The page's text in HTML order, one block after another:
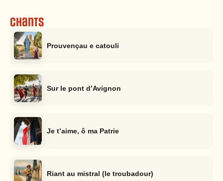
Chants
Prouvençau e catouli
Sur le pont d’Avignon
Je t’aime, ô ma Patrie
Riant au mistral (le troubadour)